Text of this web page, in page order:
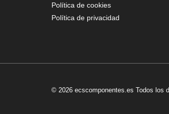
Política de cookies
Política de privacidad
© 2026 ecscomponentes.es Todos los